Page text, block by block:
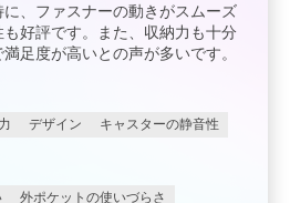
、ファスナーの動きがスムーズ
好評です。また、収納力も十分
足度が高いとの声が多いです。
デザイン キャスターの静音性
外ポケットの使いづらさ